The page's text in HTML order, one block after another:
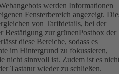
werden Informationen
Fensterbereich angezeigt.
von Tarifdetails, bei der
Bestätigung zur grünenPostbox der
diese Bereiche, sodass es
im Hintergrund zu fokussieren,
nicht sinnvoll ist. Zudem ist es
Tastatur wieder zu schließen.